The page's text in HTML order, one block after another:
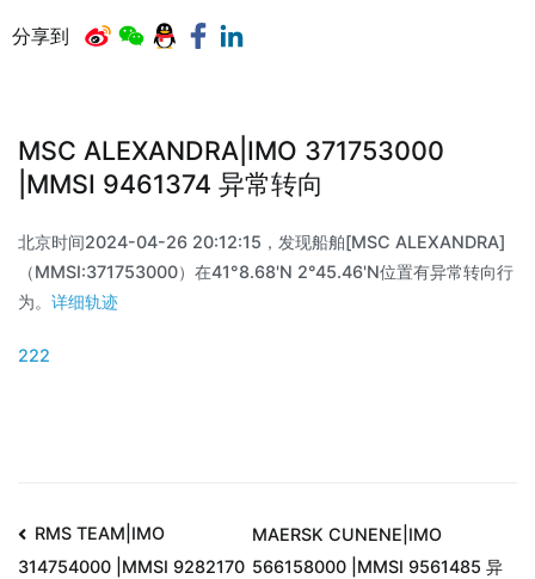
分享到
MSC ALEXANDRA|IMO 371753000
|MMSI 9461374 异常转向
北京时间2024-04-26 20:12:15，发现船舶[MSC ALEXANDRA]
（MMSI:371753000）在41°8.68'N 2°45.46'N位置有异常转向行
为。 详细轨迹
222
RMS TEAM|IMO
314754000 |MMSI 9282170
MAERSK CUNENE|IMO
566158000 |MMSI 9561485 异